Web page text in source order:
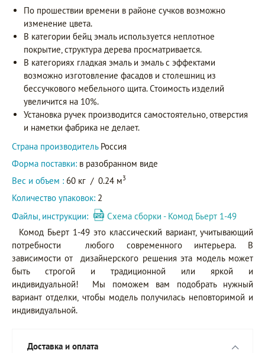
По прошествии времени в районе сучков возможно
изменение цвета.
В категории бейц эмаль используется неплотное
покрытие, структура дерева просматривается.
В категориях гладкая эмаль и эмаль с эффектами
возможно изготовление фасадов и столешниц из
бессучкового мебельного щита. Стоимость изделий
увеличится на 10%.
Установка ручек производится самостоятельно, отверстия
и наметки фабрика не делает.
Страна производитель Россия
Форма поставки: в разобранном виде
Вес и объем : 60 кг / 0.24 м3
Количество упаковок: 2
Файлы, инструкции:
Схема сборки - Комод Бьерт 1-49
Комод Бьерт 1-49 это классический вариант, учитывающий
потребности любого современного интерьера. В
зависимости от дизайнерского решения эта модель может
быть строгой и традиционной или яркой и
индивидуальной! Мы поможем вам подобрать нужный
вариант отделки, чтобы модель получилась неповторимой и
индивидуальной.
Доставка и оплата